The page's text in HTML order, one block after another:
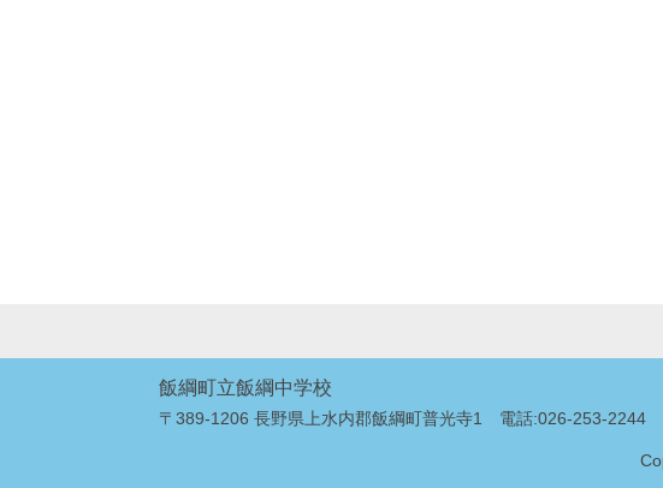
飯綱町立飯綱中学校
〒389-1206 長野県上水内郡飯綱町普光寺1 電話:026-253-2244